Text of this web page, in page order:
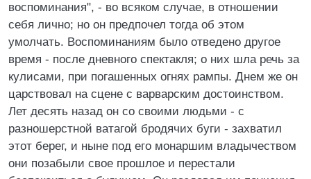
воспоминания", - во всяком случае, в отношении
себя лично; но он предпочел тогда об этом
умолчать. Воспоминаниям было отведено другое
время - после дневного спектакля; о них шла речь за
кулисами, при погашенных огнях рампы. Днем же он
царствовал на сцене с варварским достоинством.
Лет десять назад он со своими людьми - с
разношерстной ватагой бродячих буги - захватил
этот берег, и ныне под его монаршим владычеством
они позабыли свое прошлое и перестали